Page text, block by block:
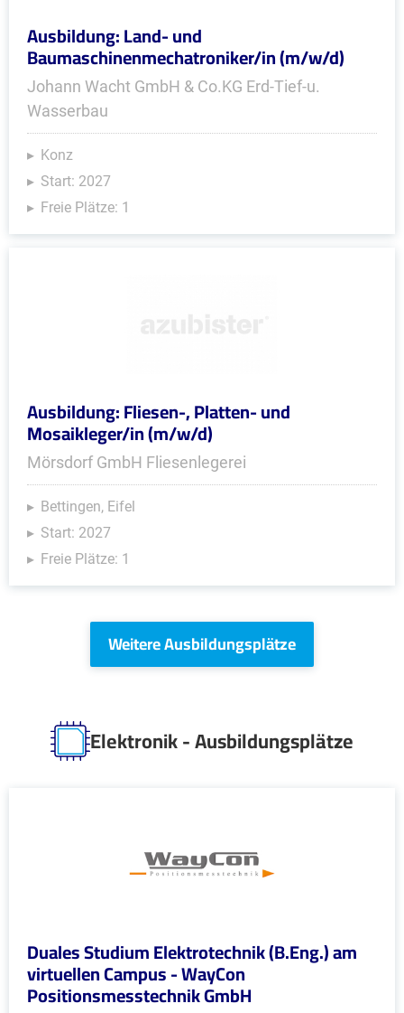
Ausbildung: Land- und
Baumaschinenmechatroniker/in (m/w/d)
Johann Wacht GmbH & Co.KG Erd-Tief-u.
Wasserbau
Konz
Start: 2027
Freie Plätze: 1
Ausbildung: Fliesen-, Platten- und
Mosaikleger/in (m/w/d)
Mörsdorf GmbH Fliesenlegerei
Bettingen, Eifel
Start: 2027
Freie Plätze: 1
Weitere Ausbildungsplätze
Elektronik - Ausbildungsplätze
Duales Studium Elektrotechnik (B.Eng.) am
virtuellen Campus - WayCon
Positionsmesstechnik GmbH